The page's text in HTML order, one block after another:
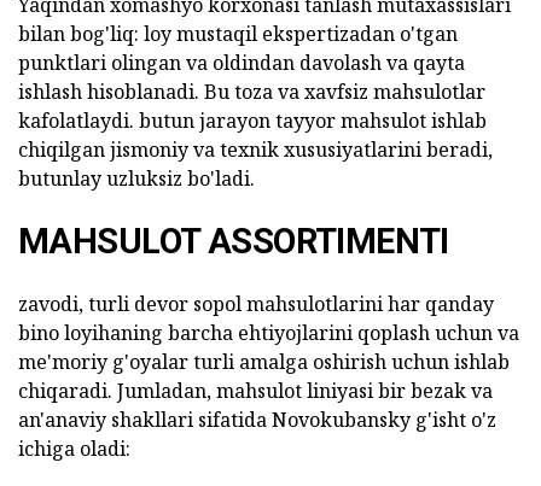
bilan bog'liq: loy mustaqil ekspertizadan o'tgan
punktlari olingan va oldindan davolash va qayta
ishlash hisoblanadi. Bu toza va xavfsiz mahsulotlar
kafolatlaydi. butun jarayon tayyor mahsulot ishlab
chiqilgan jismoniy va texnik xususiyatlarini beradi,
butunlay uzluksiz bo'ladi.
MAHSULOT ASSORTIMENTI
zavodi, turli devor sopol mahsulotlarini har qanday
bino loyihaning barcha ehtiyojlarini qoplash uchun va
me'moriy g'oyalar turli amalga oshirish uchun ishlab
chiqaradi. Jumladan, mahsulot liniyasi bir bezak va
an'anaviy shakllari sifatida Novokubansky g'isht o'z
ichiga oladi: